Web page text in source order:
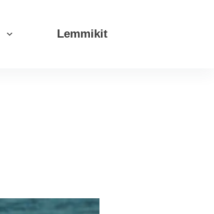
Lemmikit